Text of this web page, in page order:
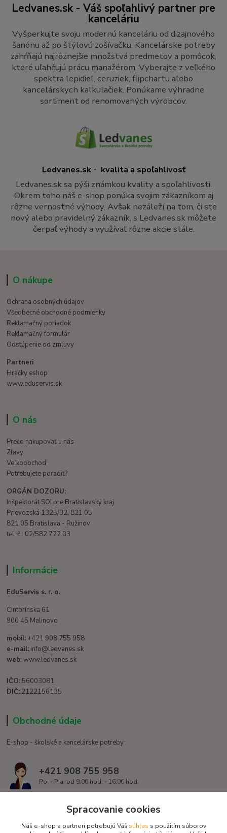
Ledvanes.sk - Váš spoľahlivý partner pre
kanceláriu
Vyšperkujte svoju modernú kanceláriu od dizajnového
šanónu až po štýlovú zošívačku. Kancelárske potreby
zahŕňajú najrôznejšie množstvá predmetov a pomôcok,
ktoré uľahčujú prácu manažérom. Vyberajte z veľkého
spektra lepidiel, ceruziek, flipchartu alebo
kancelárskych kalkulačiek. Ponúkame výhradne
sortiment od renomovaných výrobcov.
Ledvanes.sk - kvalita a spoľahlivosť
Ledvanes.sk sa pýši známkou kvality a spoľahlivosti.
Okrem toho náš e-shop ponúka svojim zákazníkom aj
rôzne vernostné výhody. Avšak nezáleží na tom, či ste
nový alebo pravidelný zákazník, s Ledvanes.sk môžete
čerpať výhody a využívať rôzne akcie stále.
O nákupe
Ochrana osobných údajov
Všeobecné obchodné podmienky
Reklamačný poriadok
Reklamačný formulár
Odstúpenie od zmluvy
Partneri
Hračky eshop
www.eduservis.sk
O nás
Prečo nakupovať u nás
Zľavy
Veľkoobchod
Potrebujete poradiť?
ORGÁN DOZORU:
Inšpektorát SOI pre Bratislavský kraj
Prievozská 1325/32, 821 05
821 05 Bratislava - Ružinov
tel. č.: 02/582 722 03
Informácie
EduServis s. r. o.
Cintorínska 61
900 45 Malinovo
mobil: +421 908 755 958
e-mail: info@ledvanes.sk
web: www.ledvanes.sk
IČO: 56003081
DIČ: 2122156135
Obchodné údaje
E-shop - školské a kancelárske potreby
+421 908 755 958
Po. - Pia. od 9:00 hod. - 16:00 hod.
info@ledvanes.skSpracovanie cookies
Náš e-shop a partneri potrebujú Váš súhlas s použitím súborov